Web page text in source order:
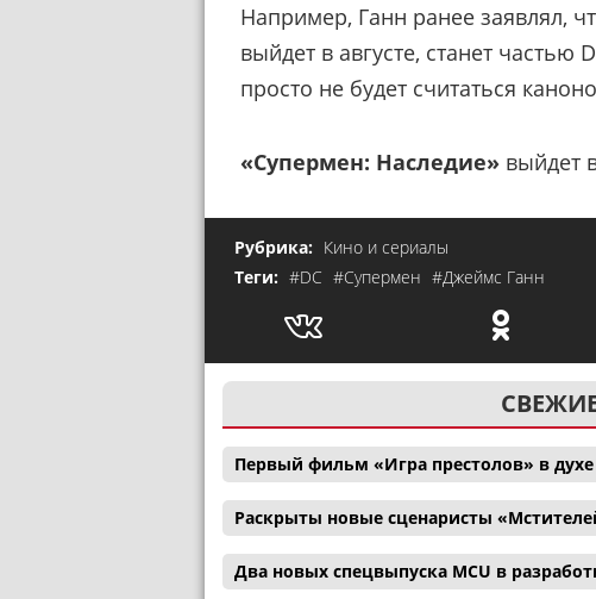
Например, Ганн ранее заявлял,
выйдет в августе, станет частью
просто не будет считаться
«Супермен: Наследие» выйдет
Рубрика: Кино и сериалы
Теги: #DC #Супермен #Джеймс Ганн
Первый фильм «Игра престолов» в
Раскрыты новые сценаристы
Два новых спецвыпуска MCU в